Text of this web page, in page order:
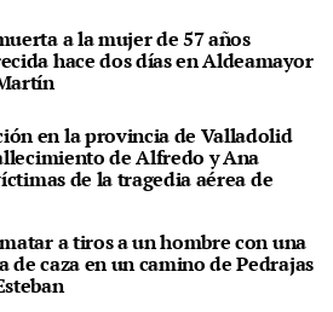
a la mujer de 57 años
hace dos días en Aldeamayor
en la provincia de Valladolid
de Alfredo y Ana
de la tragedia aérea de
a tiros a un hombre con una
de caza en un camino de Pedrajas